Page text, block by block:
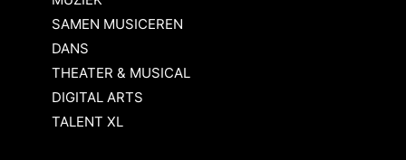
SAMEN MUSICEREN
DANS
THEATER & MUSICAL
DIGITAL ARTS
TALENT XL